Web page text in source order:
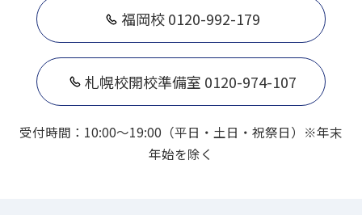
福岡校 0120-992-179
札幌校開校準備室 0120-974-107
受付時間：10:00～19:00（平日・土日・祝祭日）※年末
年始を除く